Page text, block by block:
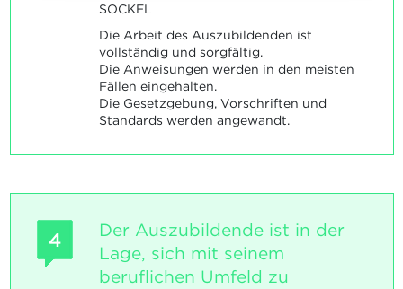
SOCKEL
Die Arbeit des Auszubildenden ist
vollständig und sorgfältig.
Die Anweisungen werden in den meisten
Fällen eingehalten.
Die Gesetzgebung, Vorschriften und
Standards werden angewandt.
4
Der Auszubildende ist in der
Lage, sich mit seinem
beruflichen Umfeld zu